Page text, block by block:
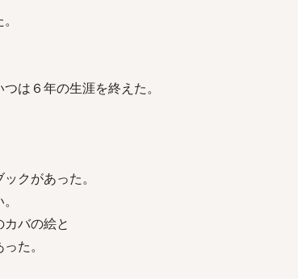
は６年の生涯を終えた。
クがあった。
バの絵と
た。